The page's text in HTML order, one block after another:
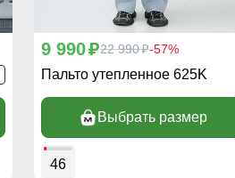
9 990p22 990p-57%
Пальто утепленное 625K
Выбрать размер
46